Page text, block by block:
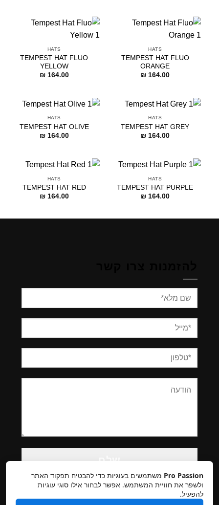
HATS
TEMPEST HAT FLUO
ORANGE
₪ 164.00
HATS
TEMPEST HAT FLUO
YELLOW
₪164.00
HATS
TEMPEST HAT GREY
₪ 164.00
HATS
TEMPEST HAT OLIVE
₪164.00
HATS
TEMPEST HAT PURPLE
₪ 164.00
HATS
TEMPEST HAT RED
₪164.00
Please
leave
this
field
empty.
Pro Passion משתמשים בעוגיות כדי להבטיח תפקוד האתר
ולשפר את חוויית המשתמש. אפשר לבחור אילו סוגי עוגיות
להפעיל.